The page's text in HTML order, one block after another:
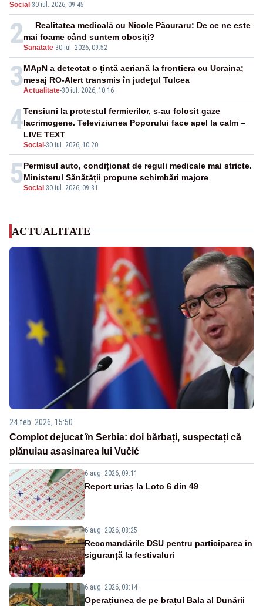
suficiente”
Social·30 iul. 2026, 09:45
2Sanatate-30 iul. 2026, 09:52
Realitatea medicală cu Nicole Păcuraru: De ce ne este
mai foame când suntem obosiți?
3Actualitate-30 iul. 2026, 10:16
MApN a detectat o țintă aeriană la frontiera cu Ucraina;
mesaj RO-Alert transmis în județul Tulcea
4
Social-30 iul. 2026, 10:20
Tensiuni la protestul fermierilor, s-au folosit gaze
lacrimogene. Televiziunea Poporului face apel la calm –
LIVE TEXT
5Social-30 iul. 2026, 09:31
Permisul auto, condiționat de reguli medicale mai stricte.
Ministerul Sănătății propune schimbări majore
ACTUALITATE
24 feb. 2026, 15:50
Complot dejucat în Serbia: doi bărbați, suspectați că
plănuiau asasinarea lui Vučić
6 aug. 2026, 09:11
Report uriaș la Loto 6 din 49
6 aug. 2026, 08:25
Recomandările DSU pentru participarea în
siguranță la festivaluri
6 aug. 2026, 08:14
Operațiunea de pe brațul Bala al Dunării